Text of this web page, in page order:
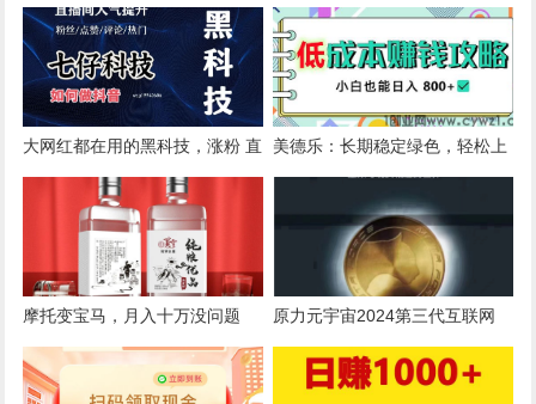
益持久。
大网红都在用的黑科技，涨粉 直
播上人气 上热门 爆单
美德乐：长期稳定绿色，轻松上
手，当天见收益
摩托变宝马，月入十万没问题
原力元宇宙2024第三代互联网
Web3.0时代